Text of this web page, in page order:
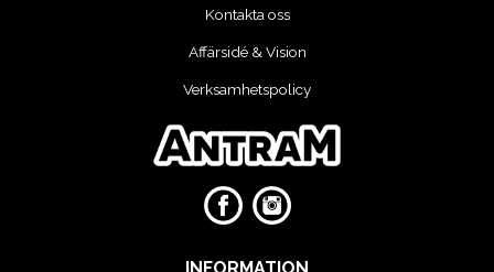
Kontakta oss
Affärsidé & Vision
Verksamhetspolicy